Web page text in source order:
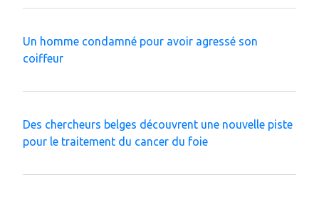
Un homme condamné pour avoir agressé son
coiffeur
Des chercheurs belges découvrent une nouvelle piste
pour le traitement du cancer du foie